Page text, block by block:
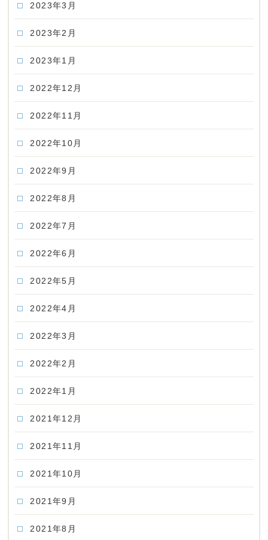
2023年3月
2023年2月
2023年1月
2022年12月
2022年11月
2022年10月
2022年9月
2022年8月
2022年7月
2022年6月
2022年5月
2022年4月
2022年3月
2022年2月
2022年1月
2021年12月
2021年11月
2021年10月
2021年9月
2021年8月